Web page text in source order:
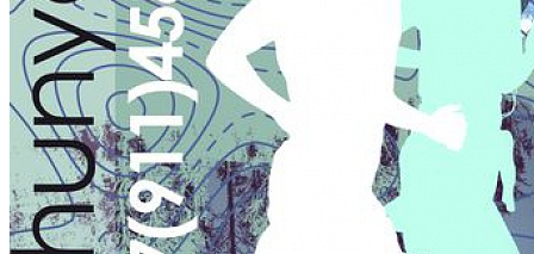
Количество просмотров: 918
26, 27 ноября и 4 декабря в черте г. Калининграда состоялись
традиционные трехдневные соревнования по спортивному
ориентированию «Дни спорта и здоровья».